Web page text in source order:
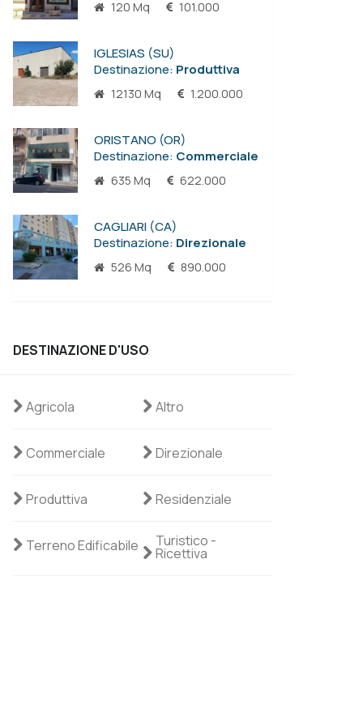
120 Mq 101.000
IGLESIAS (SU)
Destinazione: Produttiva
12130 Mq 1.200.000
ORISTANO (OR)
Destinazione: Commerciale
635 Mq 622.000
CAGLIARI (CA)
Destinazione: Direzionale
526 Mq 890.000
DESTINAZIONE D'USO
Agricola Altro
Commerciale Direzionale
Produttiva Residenziale
Terreno Edificabile Turistico -
Ricettiva